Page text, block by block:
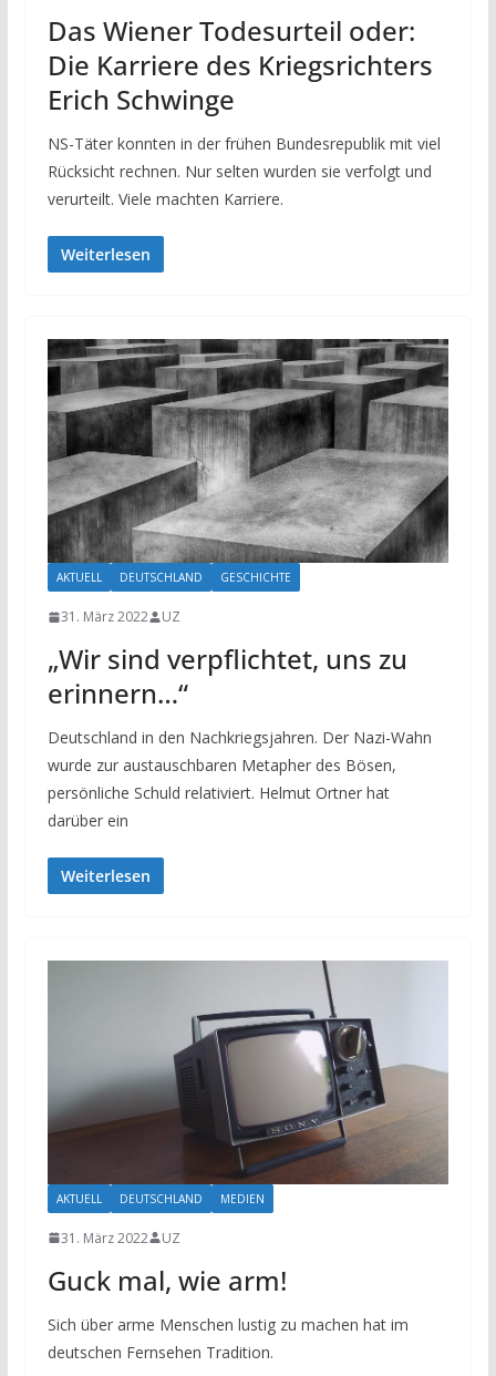
Das Wiener Todesurteil oder:
Die Karriere des Kriegsrichters
Erich Schwinge
NS-Täter konnten in der frühen Bundesrepublik mit viel
Rücksicht rechnen. Nur selten wurden sie verfolgt und
verurteilt. Viele machten Karriere.
Weiterlesen
AKTUELL DEUTSCHLAND GESCHICHTE
31. März 2022 UZ
„Wir sind verpflichtet, uns zu
erinnern…“
Deutschland in den Nachkriegsjahren. Der Nazi-Wahn
wurde zur austauschbaren Metapher des Bösen,
persönliche Schuld relativiert. Helmut Ortner hat
darüber ein
Weiterlesen
AKTUELL DEUTSCHLAND MEDIEN
31. März 2022 UZ
Guck mal, wie arm!
Sich über arme Menschen lustig zu machen hat im
deutschen Fernsehen Tradition.